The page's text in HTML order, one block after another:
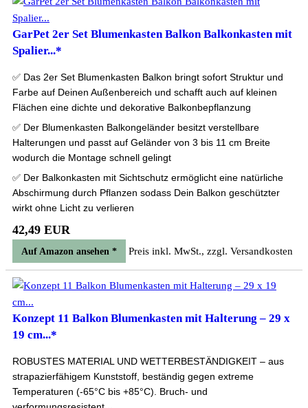
GarPet 2er Set Blumenkasten Balkon Balkonkasten mit
Spalier...*
✅ Das 2er Set Blumenkasten Balkon bringt sofort Struktur und
Farbe auf Deinen Außenbereich und schafft auch auf kleinen
Flächen eine dichte und dekorative Balkonbepflanzung
✅ Der Blumenkasten Balkongeländer besitzt verstellbare
Halterungen und passt auf Geländer von 3 bis 11 cm Breite
wodurch die Montage schnell gelingt
✅ Der Balkonkasten mit Sichtschutz ermöglicht eine natürliche
Abschirmung durch Pflanzen sodass Dein Balkon geschützter
wirkt ohne Licht zu verlieren
42,49 EUR
Auf Amazon ansehen * Preis inkl. MwSt., zzgl. Versandkosten
Konzept 11 Balkon Blumenkasten mit Halterung – 29 x
19 cm...*
ROBUSTES MATERIAL UND WETTERBESTÄNDIGKEIT – aus
strapazierfähigem Kunststoff, beständig gegen extreme
Temperaturen (-65°C bis +85°C). Bruch- und